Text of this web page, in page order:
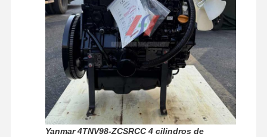
El motor de Isuzu
Motor Cummins
motor diesel
Motor de MITSUBISHI
Motor excavador
equipo de la reconstrucción del motor
Yanmar 4TNV98-ZCSRCC 4 cilindros de